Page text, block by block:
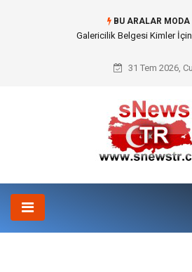
BU ARALAR MODA
Doküman Yönetimi ile Kurumsal
31 Tem 2026,